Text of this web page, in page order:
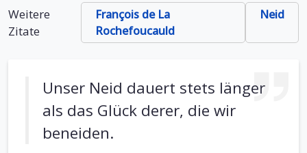
Weitere
Zitate
François de La
Rochefoucauld
Neid
Unser Neid dauert stets länger
als das Glück derer, die wir
beneiden.